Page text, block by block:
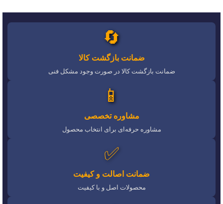
🔄
ضمانت بازگشت کالا
ضمانت بازگشت کالا در صورت وجود مشکل فنی
📱
مشاوره تخصصی
مشاوره حرفه‌ای برای انتخاب محصول
✅
ضمانت اصالت و کیفیت
محصولات اصل و با کیفیت